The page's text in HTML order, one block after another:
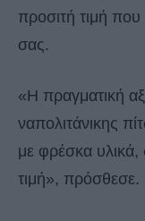
προσιτή τιμή που
σας.
«Η πραγματική
ναπολιτάνικης
με φρέσκα υλικά,
τιμή», πρόσθεσε.